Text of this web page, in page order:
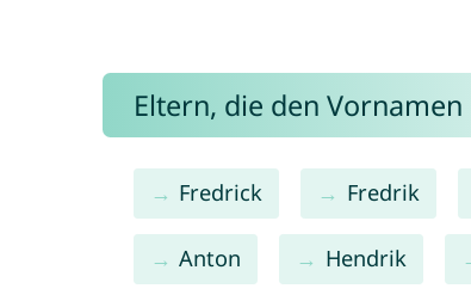
Eltern, die den
Fredrick Fredrik
Anton Hendrik